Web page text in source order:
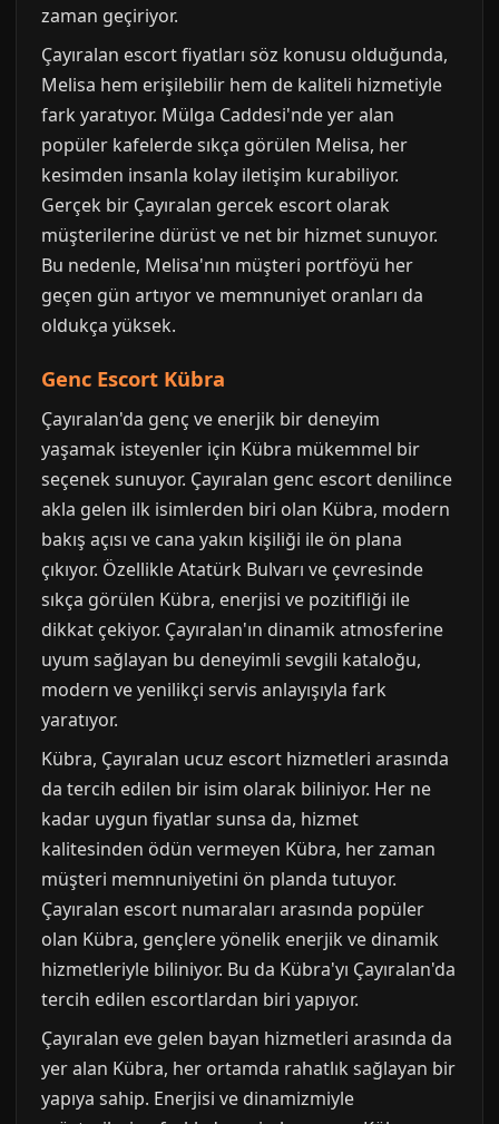
zaman geçiriyor.
Çayıralan escort fiyatları söz konusu olduğunda,
Melisa hem erişilebilir hem de kaliteli hizmetiyle
fark yaratıyor. Mülga Caddesi'nde yer alan
popüler kafelerde sıkça görülen Melisa, her
kesimden insanla kolay iletişim kurabiliyor.
Gerçek bir Çayıralan gercek escort olarak
müşterilerine dürüst ve net bir hizmet sunuyor.
Bu nedenle, Melisa'nın müşteri portföyü her
geçen gün artıyor ve memnuniyet oranları da
oldukça yüksek.
Genc Escort Kübra
Çayıralan'da genç ve enerjik bir deneyim
yaşamak isteyenler için Kübra mükemmel bir
seçenek sunuyor. Çayıralan genc escort denilince
akla gelen ilk isimlerden biri olan Kübra, modern
bakış açısı ve cana yakın kişiliği ile ön plana
çıkıyor. Özellikle Atatürk Bulvarı ve çevresinde
sıkça görülen Kübra, enerjisi ve pozitifliği ile
dikkat çekiyor. Çayıralan'ın dinamik atmosferine
uyum sağlayan bu deneyimli sevgili kataloğu,
modern ve yenilikçi servis anlayışıyla fark
yaratıyor.
Kübra, Çayıralan ucuz escort hizmetleri arasında
da tercih edilen bir isim olarak biliniyor. Her ne
kadar uygun fiyatlar sunsa da, hizmet
kalitesinden ödün vermeyen Kübra, her zaman
müşteri memnuniyetini ön planda tutuyor.
Çayıralan escort numaraları arasında popüler
olan Kübra, gençlere yönelik enerjik ve dinamik
hizmetleriyle biliniyor. Bu da Kübra'yı Çayıralan'da
tercih edilen escortlardan biri yapıyor.
Çayıralan eve gelen bayan hizmetleri arasında da
yer alan Kübra, her ortamda rahatlık sağlayan bir
yapıya sahip. Enerjisi ve dinamizmiyle